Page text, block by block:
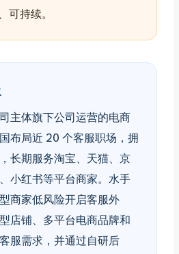
可持续。
主体旗下公司运营的电商
布局近 20 个客服职场，拥
长期服务淘宝、天猫、京
小红书等平台商家。水手
商家低风险开启客服外
店铺、多平台电商品牌和
服需求，并通过自研后